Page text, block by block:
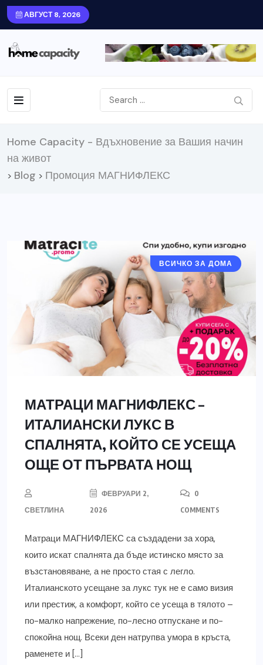
АВГУСТ 8, 2026
Home Capacity - Вдъхновение за Вашия начин
на живот
> Blog > Промоция МАГНИФЛЕКС
ВСИЧКО ЗА ДОМА
МАТРАЦИ МАГНИФЛЕКС –
ИТАЛИАНСКИ ЛУКС В
СПАЛНЯТА, КОЙТО СЕ УСЕЩА
ОЩЕ ОТ ПЪРВАТА НОЩ
СВЕТЛИНА
ФЕВРУАРИ 2,
2026
0
COMMENTS
Матраци МАГНИФЛЕКС са създадени за хора,
които искат спалнята да бъде истинско място за
възстановяване, а не просто стая с легло.
Италианското усещане за лукс тук не е само визия
или престиж, а комфорт, който се усеща в тялото –
по-малко напрежение, по-лесно отпускане и по-
спокойна нощ. Всеки ден натрупва умора в кръста,
раменете и […]